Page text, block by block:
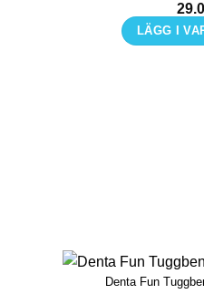
LÄGG I
Denta Fun